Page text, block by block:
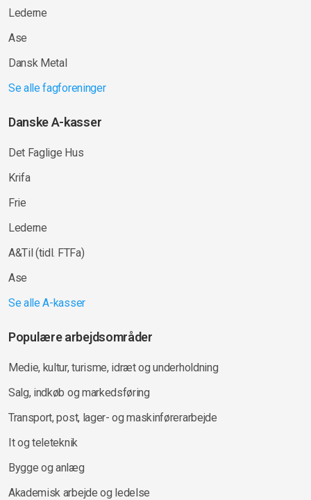
Lederne
Ase
Dansk Metal
Se alle fagforeninger
Danske A-kasser
Det Faglige Hus
Krifa
Frie
Lederne
A&Til (tidl. FTFa)
Ase
Se alle A-kasser
Populære arbejdsområder
Medie, kultur, turisme, idræt og underholdning
Salg, indkøb og markedsføring
Transport, post, lager- og maskinførerarbejde
It og teleteknik
Bygge og anlæg
Akademisk arbejde og ledelse